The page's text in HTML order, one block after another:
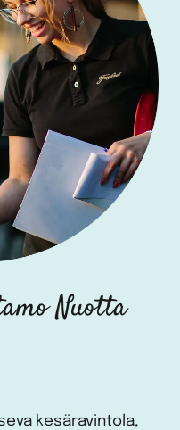
Nuotta
kesäravintola,